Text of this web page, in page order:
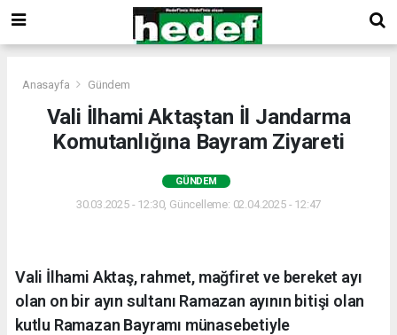
Anasayfa Gündem
Vali İlhami Aktaştan İl Jandarma
Komutanlığına Bayram Ziyareti
GÜNDEM
30.03.2025 - 12:30, Güncelleme: 02.04.2025 - 12:47
Vali İlhami Aktaş, rahmet, mağfiret ve bereket ayı
olan on bir ayın sultanı Ramazan ayının bitişi olan
kutlu Ramazan Bayramı münasebetiyle